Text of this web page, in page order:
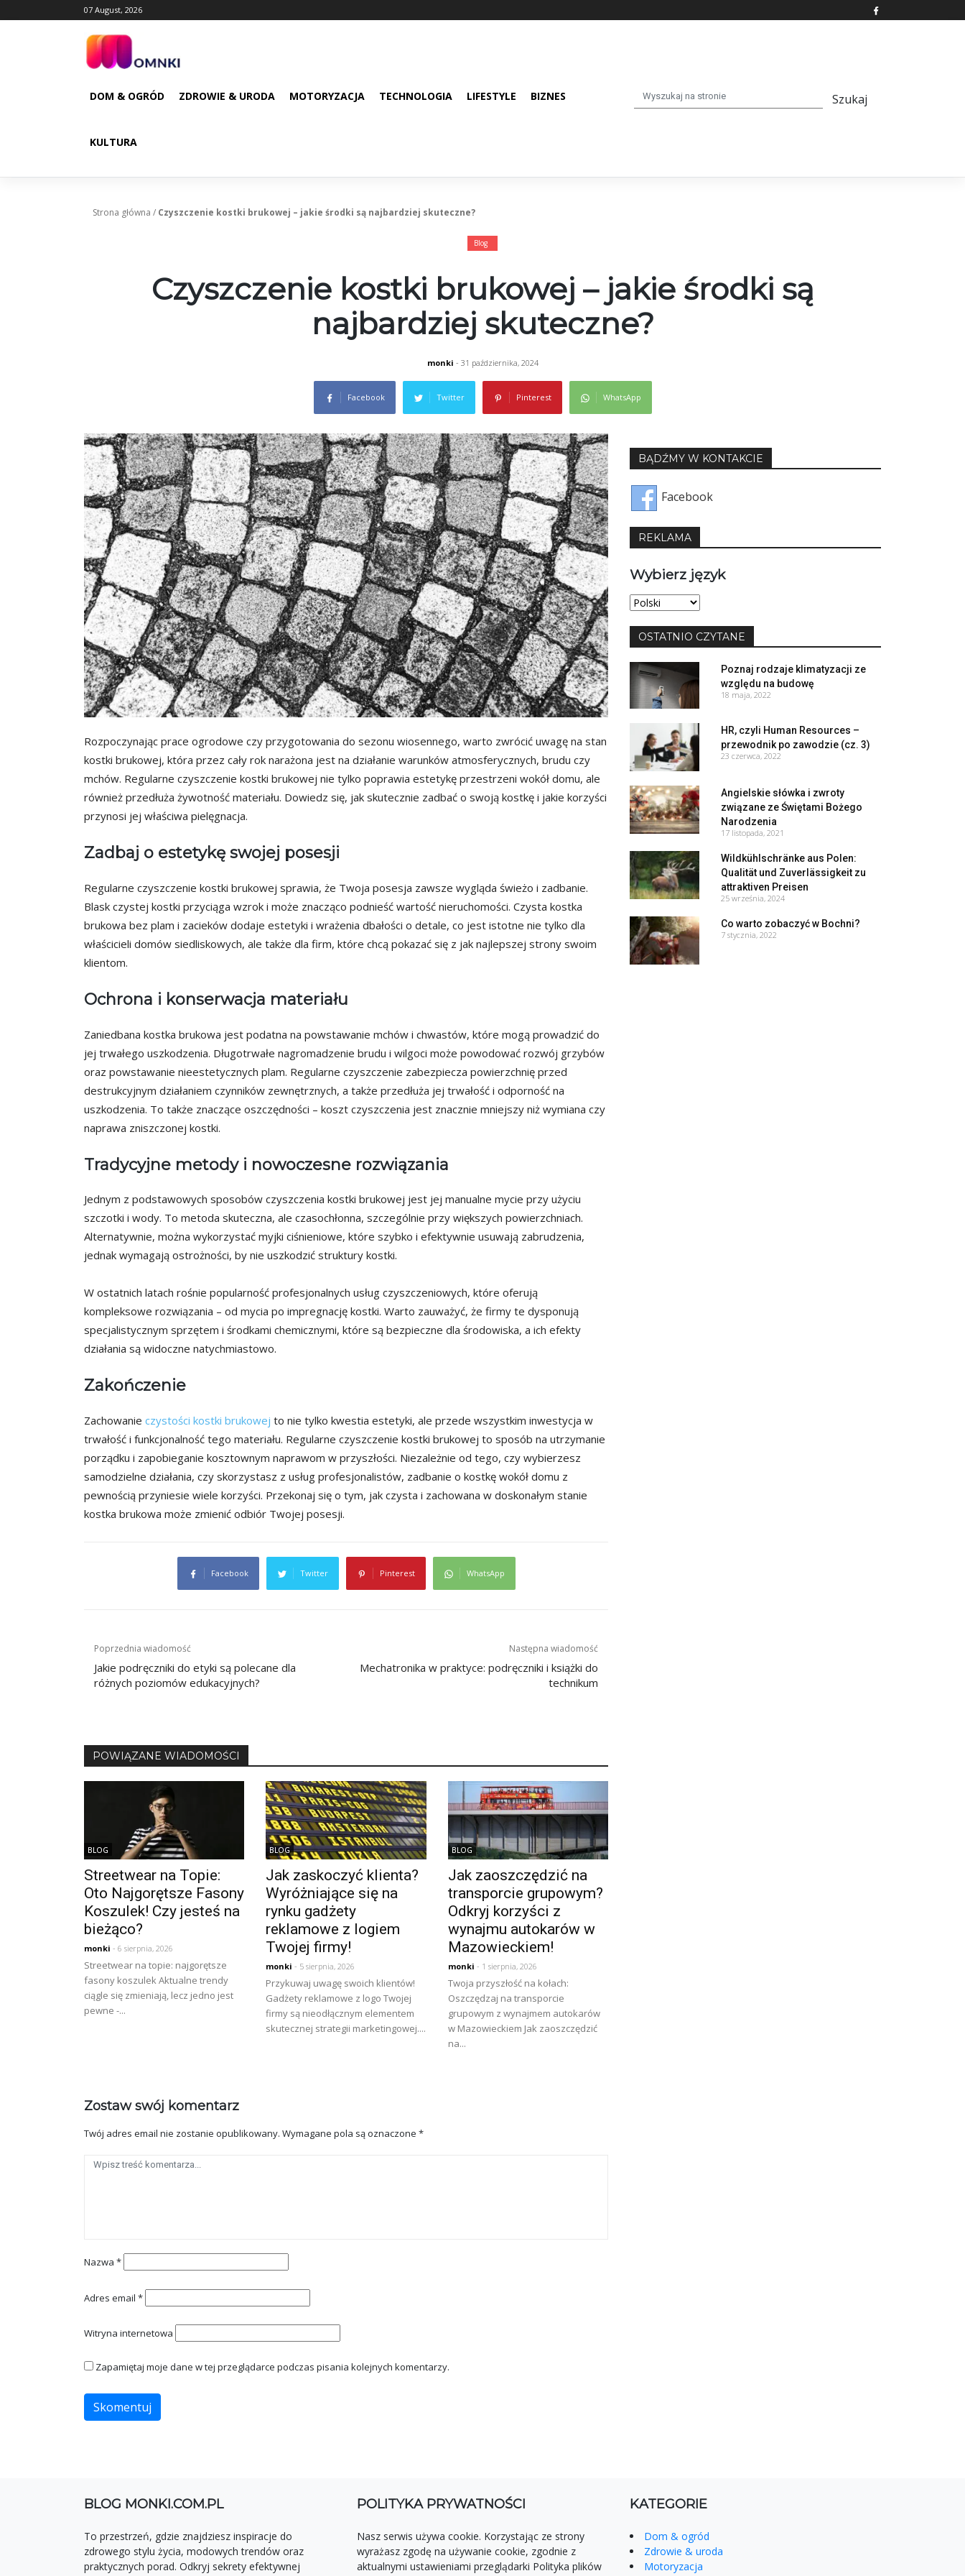
to
07 August, 2026
DOM & OGRÓD ZDROWIE & URODA MOTORYZACJA TECHNOLOGIA LIFESTYLE BIZNES
KULTURA
Strona główna / Czyszczenie kostki brukowej – jakie środki są najbardziej skuteczne?
Blog
Czyszczenie kostki brukowej – jakie środki są
najbardziej skuteczne?
monki - 31 października, 2024
Facebook Twitter Pinterest WhatsApp
Rozpoczynając prace ogrodowe czy przygotowania do sezonu wiosennego, warto zwrócić uwagę na stan
kostki brukowej, która przez cały rok narażona jest na działanie warunków atmosferycznych, brudu czy
mchów. Regularne czyszczenie kostki brukowej nie tylko poprawia estetykę przestrzeni wokół domu, ale
również przedłuża żywotność materiału. Dowiedz się, jak skutecznie zadbać o swoją kostkę i jakie korzyści
przynosi jej właściwa pielęgnacja.
Zadbaj o estetykę swojej posesji
Regularne czyszczenie kostki brukowej sprawia, że Twoja posesja zawsze wygląda świeżo i zadbanie.
Blask czystej kostki przyciąga wzrok i może znacząco podnieść wartość nieruchomości. Czysta kostka
brukowa bez plam i zacieków dodaje estetyki i wrażenia dbałości o detale, co jest istotne nie tylko dla
właścicieli domów siedliskowych, ale także dla firm, które chcą pokazać się z jak najlepszej strony swoim
klientom.
Ochrona i konserwacja materiału
Zaniedbana kostka brukowa jest podatna na powstawanie mchów i chwastów, które mogą prowadzić do
jej trwałego uszkodzenia. Długotrwałe nagromadzenie brudu i wilgoci może powodować rozwój grzybów
oraz powstawanie nieestetycznych plam. Regularne czyszczenie zabezpiecza powierzchnię przed
destrukcyjnym działaniem czynników zewnętrznych, a także przedłuża jej trwałość i odporność na
uszkodzenia. To także znaczące oszczędności – koszt czyszczenia jest znacznie mniejszy niż wymiana czy
naprawa zniszczonej kostki.
Tradycyjne metody i nowoczesne rozwiązania
Jednym z podstawowych sposobów czyszczenia kostki brukowej jest jej manualne mycie przy użyciu
szczotki i wody. To metoda skuteczna, ale czasochłonna, szczególnie przy większych powierzchniach.
Alternatywnie, można wykorzystać myjki ciśnieniowe, które szybko i efektywnie usuwają zabrudzenia,
jednak wymagają ostrożności, by nie uszkodzić struktury kostki.
W ostatnich latach rośnie popularność profesjonalnych usług czyszczeniowych, które oferują
kompleksowe rozwiązania – od mycia po impregnację kostki. Warto zauważyć, że firmy te dysponują
specjalistycznym sprzętem i środkami chemicznymi, które są bezpieczne dla środowiska, a ich efekty
działania są widoczne natychmiastowo.
Zakończenie
Zachowanie czystości kostki brukowej to nie tylko kwestia estetyki, ale przede wszystkim inwestycja w
trwałość i funkcjonalność tego materiału. Regularne czyszczenie kostki brukowej to sposób na utrzymanie
porządku i zapobieganie kosztownym naprawom w przyszłości. Niezależnie od tego, czy wybierzesz
samodzielne działania, czy skorzystasz z usług profesjonalistów, zadbanie o kostkę wokół domu z
pewnością przyniesie wiele korzyści. Przekonaj się o tym, jak czysta i zachowana w doskonałym stanie
kostka brukowa może zmienić odbiór Twojej posesji.
Facebook Twitter Pinterest WhatsApp
Nawigacja
wpisu
Poprzednia wiadomość
Jakie podręczniki do etyki są polecane dla
różnych poziomów edukacyjnych?
Następna wiadomość
Mechatronika w praktyce: podręczniki i książki do
technikum
POWIĄZANE WIADOMOŚCI
BLOG
Streetwear na Topie:
Oto Najgorętsze Fasony
Koszulek! Czy jesteś na
bieżąco?
monki - 6 sierpnia, 2026
Streetwear na topie: najgorętsze
fasony koszulek Aktualne trendy
ciągle się zmieniają, lecz jedno jest
pewne -...
BLOG
Jak zaskoczyć klienta?
Wyróżniające się na
rynku gadżety
reklamowe z logiem
Twojej firmy!
monki - 5 sierpnia, 2026
Przykuwaj uwagę swoich klientów!
Gadżety reklamowe z logo Twojej
firmy są nieodłącznym elementem
skutecznej strategii marketingowej....
BLOG
Jak zaoszczędzić na
transporcie grupowym?
Odkryj korzyści z
wynajmu autokarów w
Mazowieckiem!
monki - 1 sierpnia, 2026
Twoja przyszłość na kołach:
Oszczędzaj na transporcie
grupowym z wynajmem autokarów
w Mazowieckiem Jak zaoszczędzić
na...
Zostaw swój komentarz
Twój adres email nie zostanie opublikowany. Wymagane pola są oznaczone *
Nazwa *
Adres email *
Witryna internetowa
Zapamiętaj moje dane w tej przeglądarce podczas pisania kolejnych komentarzy.
BĄDŹMY W KONTAKCIE
Facebook
REKLAMA
Wybierz język
Wybierz
OSTATNIO CZYTANE
Poznaj rodzaje klimatyzacji ze
względu na budowę
18 maja, 2022
HR, czyli Human Resources –
przewodnik po zawodzie (cz. 3)
23 czerwca, 2022
Angielskie słówka i zwroty
związane ze Świętami Bożego
Narodzenia
17 listopada, 2021
Wildkühlschränke aus Polen:
Qualität und Zuverlässigkeit zu
attraktiven Preisen
25 września, 2024
Co warto zobaczyć w Bochni?
7 stycznia, 2022
BLOG MONKI.COM.PL
To przestrzeń, gdzie znajdziesz inspiracje do
zdrowego stylu życia, modowych trendów oraz
praktycznych porad. Odkryj sekrety efektywnej
POLITYKA PRYWATNOŚCI
Nasz serwis używa cookie. Korzystając ze strony
wyrażasz zgodę na używanie cookie, zgodnie z
aktualnymi ustawieniami przeglądarki Polityka plików
KATEGORIE
Dom & ogród
Zdrowie & uroda
Motoryzacja